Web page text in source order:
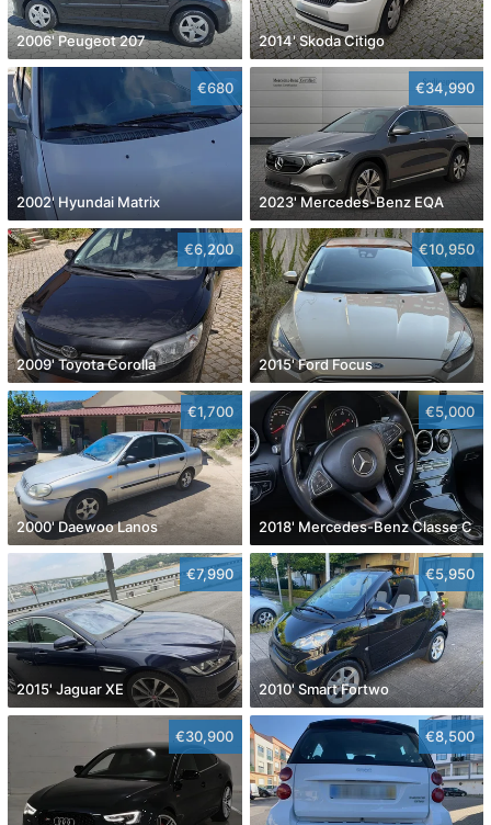
2006' Peugeot 207 2014' Skoda Citigo
€680
2002' Hyundai Matrix
€34,990
2023' Mercedes-Benz EQA
€6,200
2009' Toyota Corolla
€10,950
2015' Ford Focus
€1,700
2000' Daewoo Lanos
€5,000
2018' Mercedes-Benz Classe C
€7,990
2015' Jaguar XE
€5,950
2010' Smart Fortwo
€30,900 €8,500